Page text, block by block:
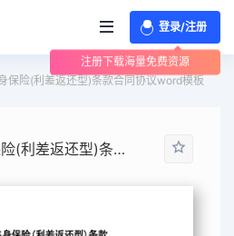
登录/注册
注册下载海量免费资源
保险(利差返还型)条款合同协议word模板
平安康泰终身保险(利差返还型)条款合同协议word模板